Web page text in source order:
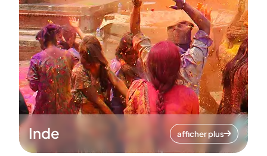
Inde afficher plus